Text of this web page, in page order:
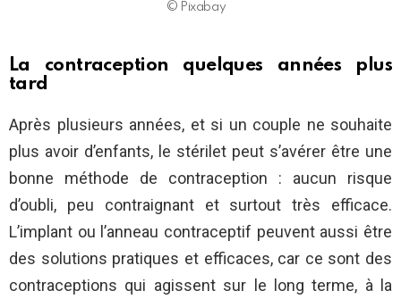
©️ Pixabay
La contraception quelques années plus
tard
Après plusieurs années, et si un couple ne souhaite
plus avoir d’enfants, le stérilet peut s’avérer être une
bonne méthode de contraception : aucun risque
d’oubli, peu contraignant et surtout très efficace.
L’implant ou l’anneau contraceptif peuvent aussi être
des solutions pratiques et efficaces, car ce sont des
contraceptions qui agissent sur le long terme, à la